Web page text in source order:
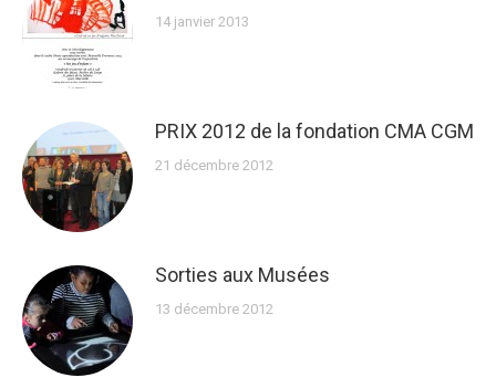
14 janvier 2013
PRIX 2012 de la fondation CMA CGM
21 décembre 2012
Sorties aux Musées
13 décembre 2012